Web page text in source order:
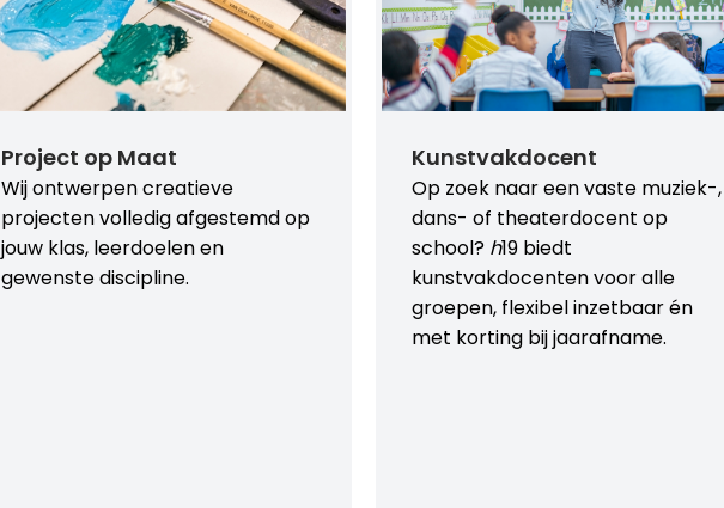
Project op Maat
Wij ontwerpen creatieve
projecten volledig afgestemd op
jouw klas, leerdoelen en
gewenste discipline.
Kunstvakdocent
Op zoek naar een vaste muziek-,
dans- of theaterdocent op
school? h19 biedt
kunstvakdocenten voor alle
groepen, flexibel inzetbaar én
met korting bij jaarafname.